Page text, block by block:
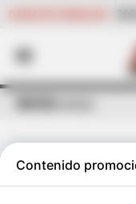
Contenido